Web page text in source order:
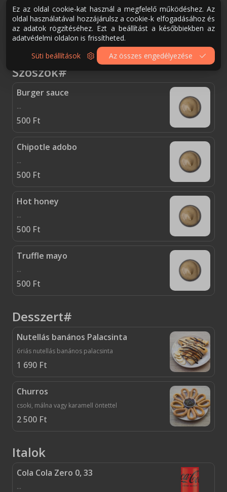
Meatlover
paradicsom szosz, prosciutto cotto, szalámi, kolbász, mozzarella, füstöltsajt, tejföl, hagyma, kaliforniai paprika, jalapenos
3 990Ft
Szószok#
Burger sauce
...
500 Ft
Chipotle adobo
...
500 Ft
Hot honey
...
500 Ft
Truffle mayo
...
500 Ft
Desszert#
Nutellás banános Palacsinta
óriás nutellás banános palacsinta
1 690 Ft
Churros
csoki, málna vagy karamell öntettel
2 500 Ft
Italok
Cola Cola Zero 0, 33
...
Ez az oldal cookie-kat használ a megfelelő működéshez. Az
oldal használatával hozzájárulsz a cookie-k elfogadásához és
az adatok rögzítéséhez. Ezt a beállítást a későbbiekben az
adatvédelmi oldalon is frissítheted.
Süti beállítások
Az összes engedélyezése